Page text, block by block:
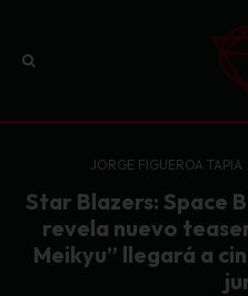
JORGE FIGUEROA TAPIA
Star Blazers: Space
revela nuevo
Meikyu” llegará a